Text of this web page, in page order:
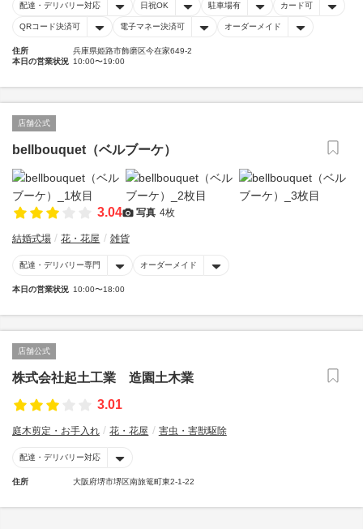
配達・デリバリー対応 日祝OK 駐車場有 カード可
QRコード決済可 電子マネー決済可 オーダーメイド
住所
兵庫県姫路市飾磨区今在家649-2
本日の営業状況 10:00〜19:00
店舗公式
bellbouquet（ベルブーケ）
3.04 写真 4枚
結婚式場 花・花屋 雑貨
配達・デリバリー専門 オーダーメイド
本日の営業状況 10:00〜18:00
店舗公式
株式会社起土工業 造園土木業
3.01
庭木剪定・お手入れ 花・花屋 害虫・害獣駆除
配達・デリバリー対応
住所 大阪府堺市堺区南旅篭町東2-1-22